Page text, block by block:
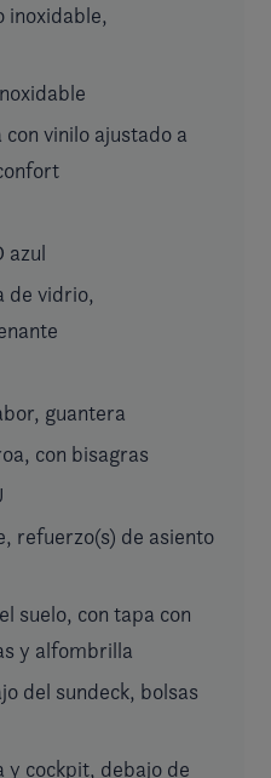
inoxidable,
vinilo ajustado a
azul
de vidrio,
guantera
con bisagras
refuerzo(s) de asiento
suelo, con tapa con
y alfombrilla
del sundeck, bolsas
y cockpit, debajo de